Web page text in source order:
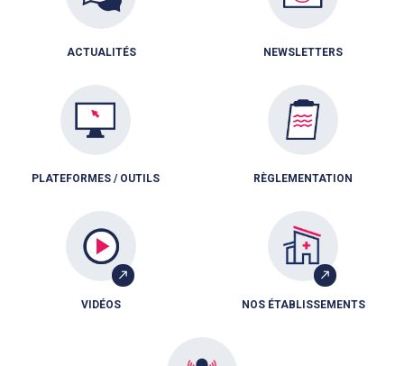
ACTUALITÉS NEWSLETTERS
PLATEFORMES / OUTILS RÈGLEMENTATION
VIDÉOS NOS ÉTABLISSEMENTS